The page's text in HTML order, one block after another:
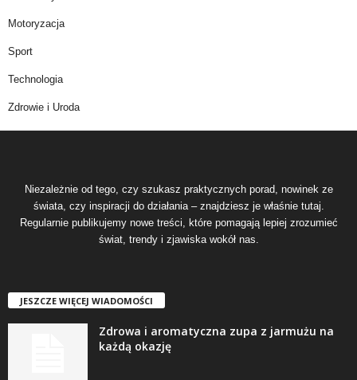
Motoryzacja
Sport
Technologia
Zdrowie i Uroda
Niezależnie od tego, czy szukasz praktycznych porad, nowinek ze
świata, czy inspiracji do działania – znajdziesz je właśnie tutaj.
Regularnie publikujemy nowe treści, które pomagają lepiej zrozumieć
świat, trendy i zjawiska wokół nas.
JESZCZE WIĘCEJ WIADOMOŚCI
Zdrowa i aromatyczna zupa z jarmużu na
każdą okazję